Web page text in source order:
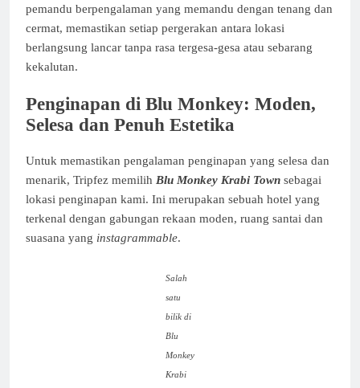
pemandu berpengalaman yang memandu dengan tenang dan
cermat, memastikan setiap pergerakan antara lokasi
berlangsung lancar tanpa rasa tergesa-gesa atau sebarang
kekalutan.
Penginapan di Blu Monkey: Moden,
Selesa dan Penuh Estetika
Untuk memastikan pengalaman penginapan yang selesa dan
menarik, Tripfez memilih Blu Monkey Krabi Town sebagai
lokasi penginapan kami. Ini merupakan sebuah hotel yang
terkenal dengan gabungan rekaan moden, ruang santai dan
suasana yang instagrammable.
Salah
satu
bilik di
Blu
Monkey
Krabi